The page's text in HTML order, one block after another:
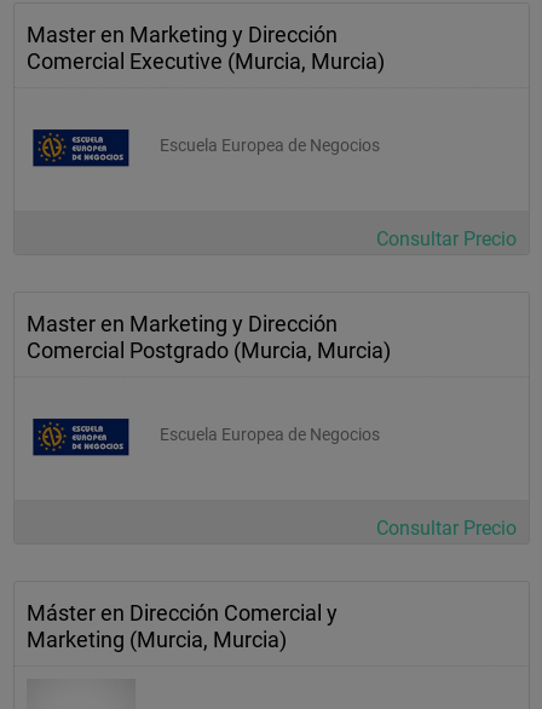
Master en Marketing y Dirección
Comercial Executive (Murcia, Murcia)
Escuela Europea de Negocios
Consultar Precio
Master en Marketing y Dirección
Comercial Postgrado (Murcia, Murcia)
Escuela Europea de Negocios
Consultar Precio
Máster en Dirección Comercial y
Marketing (Murcia, Murcia)